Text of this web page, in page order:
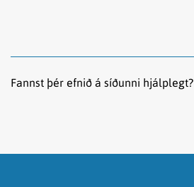
Fannst þér efnið á síðunni hjálplegt?